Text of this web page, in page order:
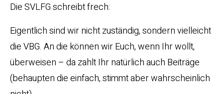
Die SVLFG schreibt frech:
Eigentlich sind wir nicht zuständig, sondern vielleicht
die VBG. An die können wir Euch, wenn Ihr wollt,
überweisen – da zahlt Ihr natürlich auch Beiträge
(behaupten die einfach, stimmt aber wahrscheinlich